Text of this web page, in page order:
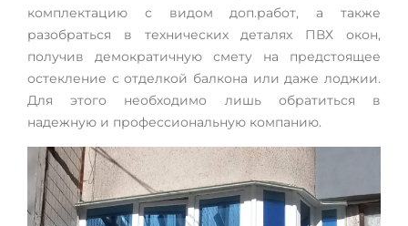
комплектацию с видом доп.работ, а также
разобраться в технических деталях ПВХ окон,
получив демократичную смету на предстоящее
остекление с отделкой балкона или даже лоджии.
Для этого необходимо лишь обратиться в
надежную и профессиональную компанию.